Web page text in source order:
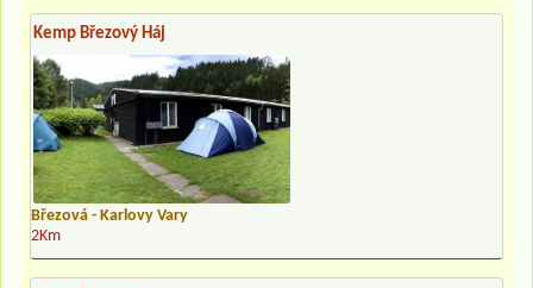
Kemp Březový Háj
Březová - Karlovy Vary
2Km